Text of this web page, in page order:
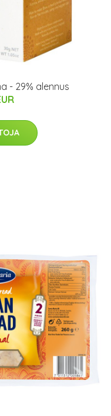
- 29% alennus